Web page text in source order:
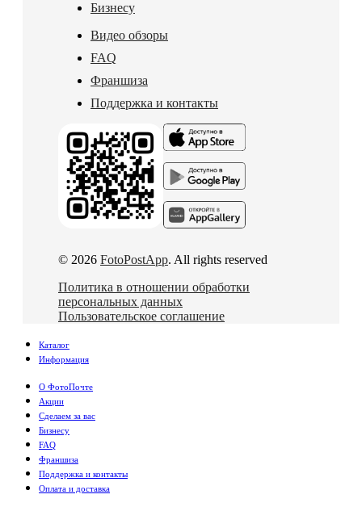
Бизнесу
Видео обзоры
FAQ
Франшиза
Поддержка и контакты
© 2026 FotoPostApp. All rights reserved
Политика в отношении обработки
персональных данных
Пользовательское соглашение
Каталог
Информация
О ФотоПочте
Акции
Сделаем за вас
Бизнесу
FAQ
Франшиза
Поддержка и контакты
Оплата и доставка